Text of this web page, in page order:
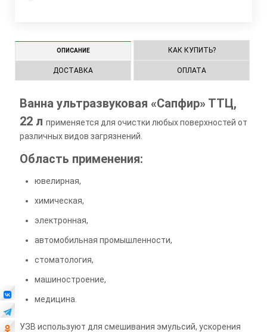
ОПИСАНИЕ КАК КУПИТЬ?
ДОСТАВКА ОПЛАТА
Ванна ультразвуковая «Сапфир» ТТЦ,
22 л применяется для очистки любых поверхностей от
различных видов загрязнений.
Область применения:
ювелирная,
химическая,
электронная,
автомобильная промышленности,
стоматология,
машиностроение,
медицина.
УЗВ используют для смешивания эмульсий, ускорения